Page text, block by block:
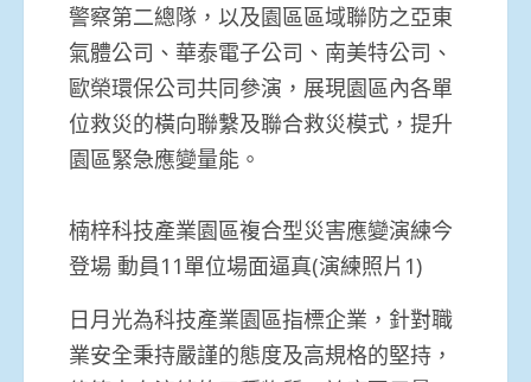
警察第二總隊，以及園區區域聯防之亞東
氣體公司、華泰電子公司、南美特公司、
歐榮環保公司共同參演，展現園區內各單
位救災的橫向聯繫及聯合救災模式，提升
園區緊急應變量能。
楠梓科技產業園區複合型災害應變演練今
登場 動員11單位場面逼真(演練照片1)
日月光為科技產業園區指標企業，針對職
業安全秉持嚴謹的態度及高規格的堅持，